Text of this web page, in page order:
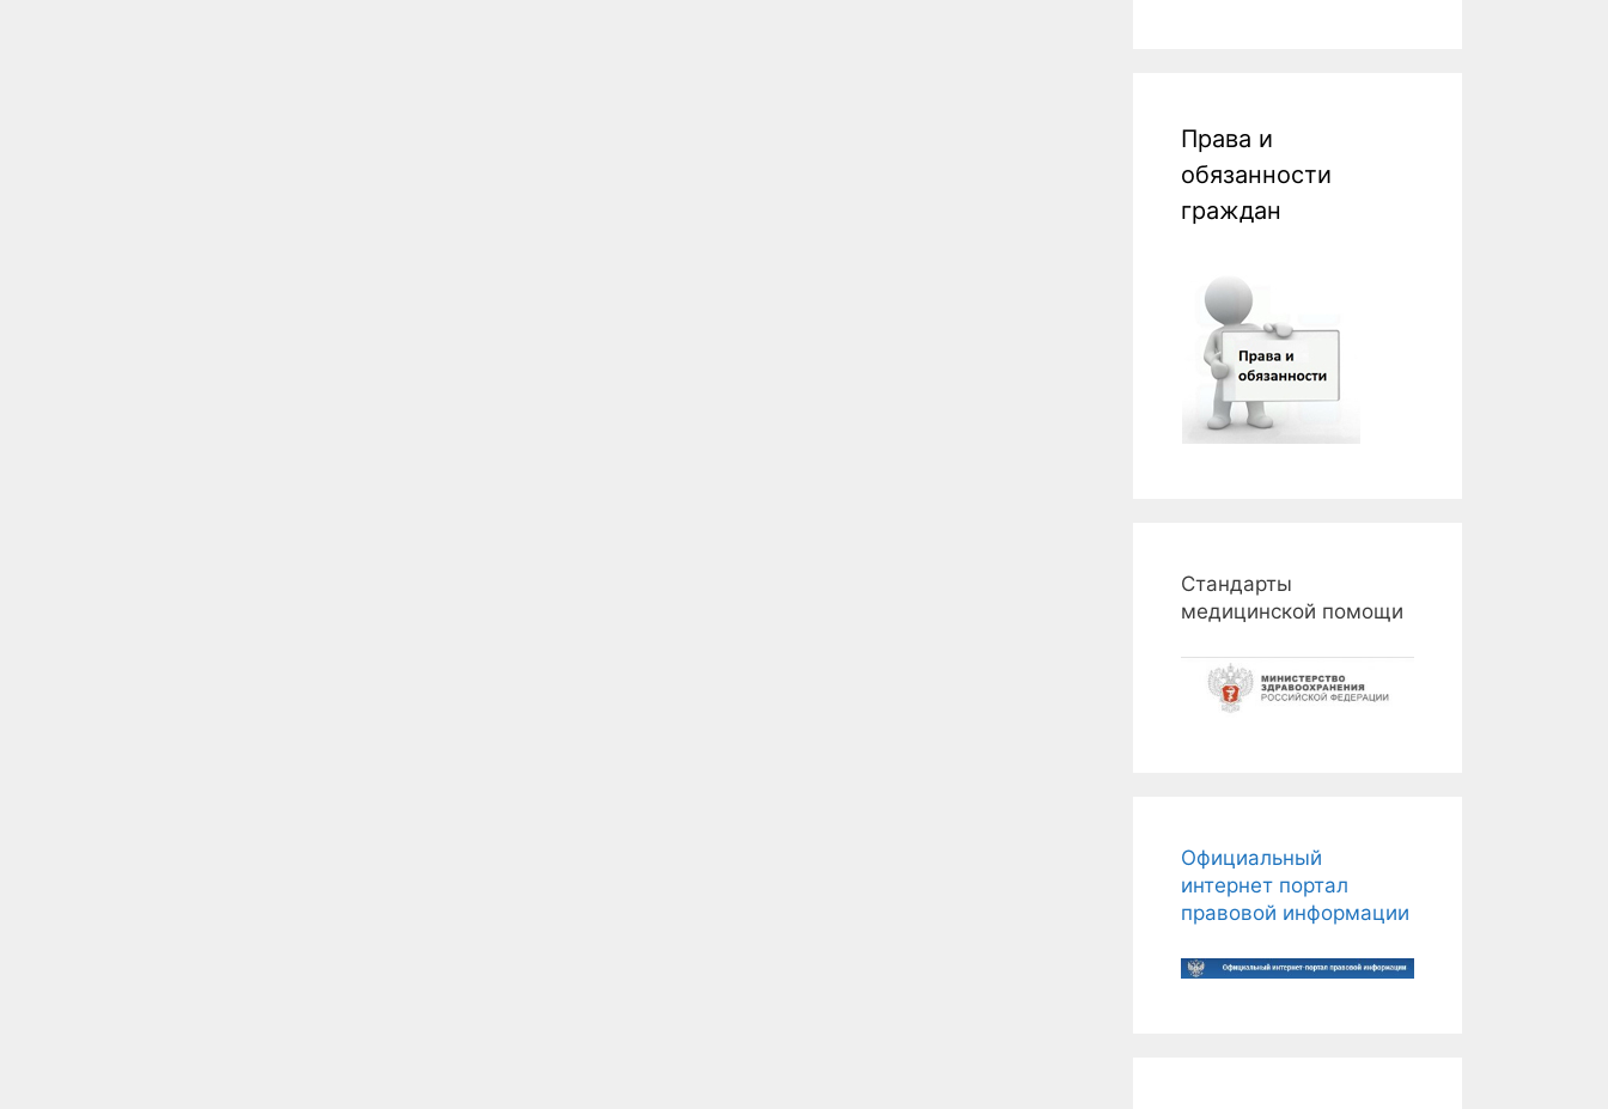
Права и
обязанности
граждан
Стандарты
медицинской помощи
Официальный
интернет портал
правовой информации